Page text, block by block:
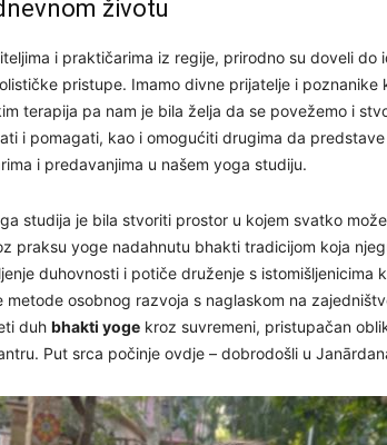
životu
i praktičarima iz regije, prirodno su doveli do
pristupe. Imamo divne prijatelje i poznanike
terapija pa nam je bila želja da se povežemo i
i pomagati, kao i omogućiti drugima da predstave
i predavanjima u našem yoga studiju.
studija je bila stvoriti prostor u kojem svatko
praksu yoge nadahnutu bhakti tradicijom koja
duhovnosti i potiče druženje s istomišljenicima
metode osobnog razvoja s naglaskom na
duh bhakti yoge kroz suvremeni, pristupačan
Put srca počinje ovdje – dobrodošli u